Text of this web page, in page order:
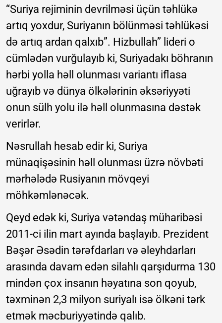
“Suriya rejiminin devrilməsi üçün təhlükə
artıq yoxdur, Suriyanın bölünməsi təhlükəsi
də artıq ardan qalxıb”. Hizbullah” lideri o
cümlədən vurğulayıb ki, Suriyadakı böhranın
hərbi yolla həll olunması variantı iflasa
uğrayıb və dünya ölkələrinin əksəriyyəti
onun sülh yolu ilə həll olunmasına dəstək
verirlər.
Nəsrullah hesab edir ki, Suriya
münaqişəsinin həll olunması üzrə növbəti
mərhələdə Rusiyanın mövqeyi
möhkəmlənəcək.
Qeyd edək ki, Suriya vətəndaş müharibəsi
2011-ci ilin mart ayında başlayıb. Prezident
Bəşər Əsədin tərəfdarları və əleyhdarları
arasında davam edən silahlı qarşıdurma 130
mindən çox insanın həyatına son qoyub,
təxminən 2,3 milyon suriyalı isə ölkəni tərk
etmək məcburiyyətində qalıb.